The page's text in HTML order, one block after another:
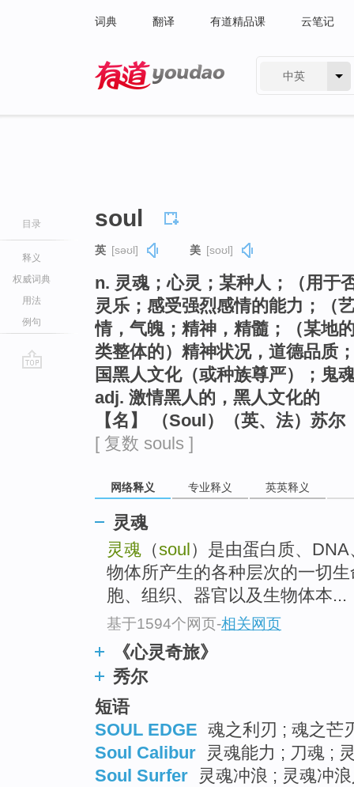
词典 翻译 有道精品课 云笔记
中英
目录
释义
权威词典
用法
例句
soul
英 [səʊl] 美 [soʊl]
n. 灵魂；心灵；某种人；（用于
灵乐；感受强烈感情的能力；（
情，气魄；精神，精髓；（某地
类整体的）精神状况，道德品质
国黑人文化（或种族尊严）；鬼
adj. 激情黑人的，黑人文化的
【名】 （Soul）（英、法）苏尔
[ 复数 souls ]
网络释义 专业释义 英英释义
灵魂
灵魂 （soul ）是由蛋白质、
物体所产生的各种层次的一切
胞、组织、器官以及生物体本...
基于1594个网页-相关网页
《心灵奇旅》
秀尔
短语
SOUL EDGE 魂之利刃 ; 魂之芒
Soul Calibur 灵魂能力 ; 刀魂 ;
Soul Surfer 灵魂冲浪 ; 灵魂冲